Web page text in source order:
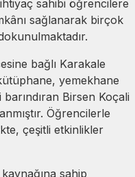
sahibi öğrencilere
sağlanarak birçok
bağlı Karakale
yemekhane
Birsen Koçali
Öğrencilerle
çeşitli etkinlikler
sahip